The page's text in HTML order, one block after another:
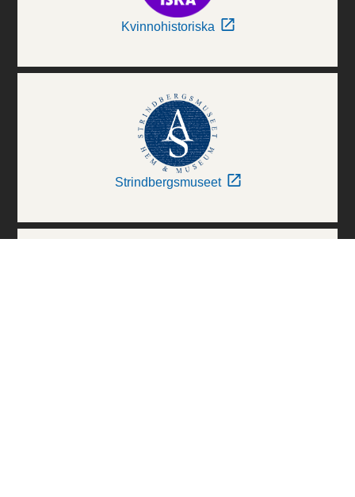
Kvinnohistoriska
Strindbergsmuseet